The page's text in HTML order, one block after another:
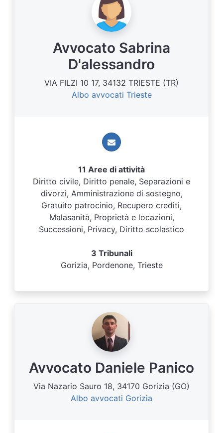
Avvocato Sabrina
D'alessandro
VIA FILZI 10 17, 34132 TRIESTE (TR)
Albo avvocati Trieste
11 Aree di attività
Diritto civile, Diritto penale, Separazioni e
divorzi, Amministrazione di sostegno,
Gratuito patrocinio, Recupero crediti,
Malasanità, Proprietà e locazioni,
Successioni, Privacy, Diritto scolastico
3 Tribunali
Gorizia, Pordenone, Trieste
Avvocato Daniele Panico
Via Nazario Sauro 18, 34170 Gorizia (GO)
Albo avvocati Gorizia